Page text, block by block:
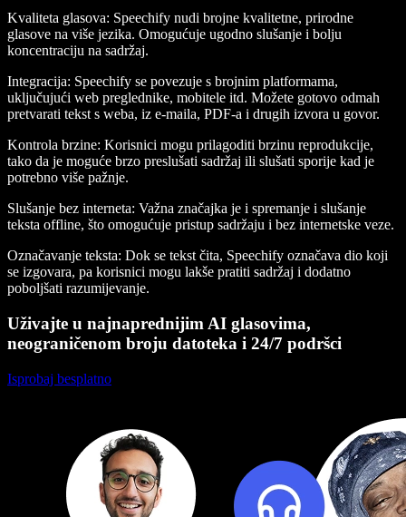
Kvaliteta glasova: Speechify nudi brojne kvalitetne, prirodne
glasove na više jezika. Omogućuje ugodno slušanje i bolju
koncentraciju na sadržaj.
Integracija: Speechify se povezuje s brojnim platformama,
uključujući web preglednike, mobitele itd. Možete gotovo odmah
pretvarati tekst s weba, iz e-maila, PDF-a i drugih izvora u govor.
Kontrola brzine: Korisnici mogu prilagoditi brzinu reprodukcije,
tako da je moguće brzo preslušati sadržaj ili slušati sporije kad je
potrebno više pažnje.
Slušanje bez interneta: Važna značajka je i spremanje i slušanje
teksta offline, što omogućuje pristup sadržaju i bez internetske veze.
Označavanje teksta: Dok se tekst čita, Speechify označava dio koji
se izgovara, pa korisnici mogu lakše pratiti sadržaj i dodatno
poboljšati razumijevanje.
Uživajte u najnaprednijim AI glasovima,
neograničenom broju datoteka i 24/7 podršci
Isprobaj besplatno